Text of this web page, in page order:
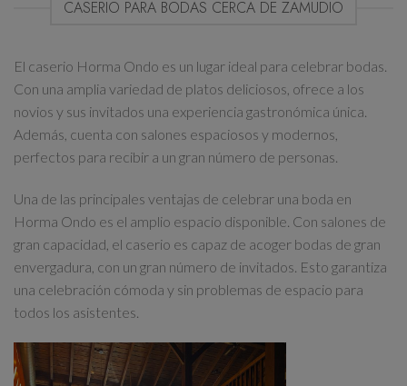
CASERIO PARA BODAS CERCA DE ZAMUDIO
El caserio Horma Ondo es un lugar ideal para celebrar bodas.
Con una amplia variedad de platos deliciosos, ofrece a los
novios y sus invitados una experiencia gastronómica única.
Además, cuenta con salones espaciosos y modernos,
perfectos para recibir a un gran número de personas.
Una de las principales ventajas de celebrar una boda en
Horma Ondo es el amplio espacio disponible. Con salones de
gran capacidad, el caserio es capaz de acoger bodas de gran
envergadura, con un gran número de invitados. Esto garantiza
una celebración cómoda y sin problemas de espacio para
todos los asistentes.